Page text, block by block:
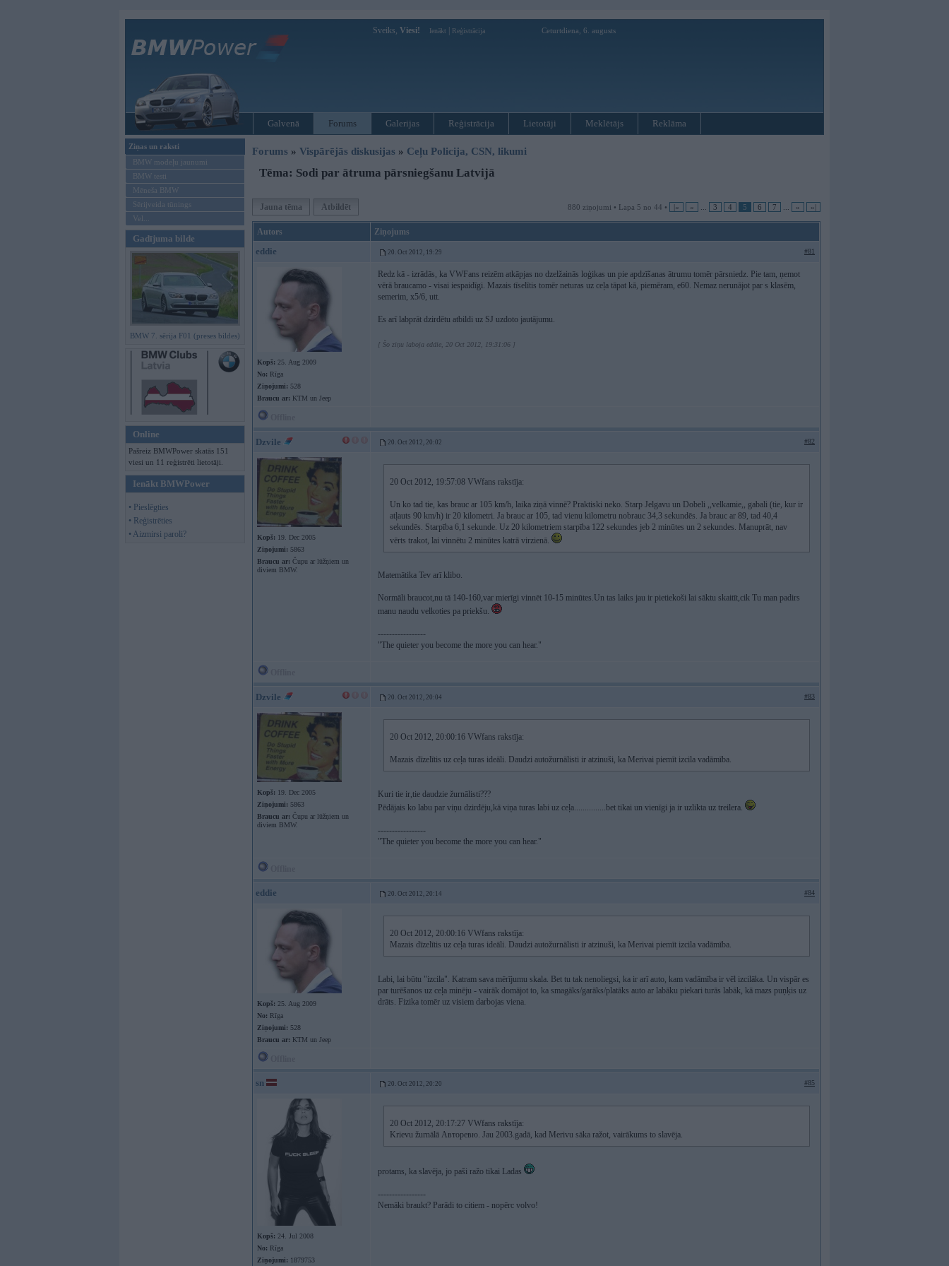
Sveiks, Viesi! Ienākt Reģistrācija Ceturtdiena, 6. augusts
Galvenā Forums Galerijas Reģistrācija Lietotāji Meklētājs Reklāma
Ziņas un raksti
BMW modeļu jaunumi
BMW testi
Mēneša BMW
Sērijveida tūnings
Vel...
Gadījuma bilde
BMW 7. sērija F01 (preses bildes)
Online
Pašreiz BMWPower skatās 151
viesi un 11 reģistrēti lietotāji.
Ienākt BMWPower
• Pieslēgties
• Reģistrēties
• Aizmirsi paroli?
Forums » Vispārējās diskusijas » Ceļu Policija, CSN, likumi
Tēma: Sodi par ātruma pārsniegšanu Latvijā
Jauna tēma Atbildēt 880 ziņojumi • Lapa 5 no 44 • |« « 3 4 5 6 7 » »|
Autors Ziņojums
eddie 20. Oct 2012, 19:29 #81
Kopš: 25. Aug 2009
No: Rīga
Ziņojumi: 528
Braucu ar: KTM un Jeep
Redz kā - izrādās, ka VWFans reizēm atkāpjas no dzelžainās loģikas un pie apdzīšanas ātrumu tomēr pārsniedz. Pie tam, ņemot
vērā braucamo - visai iespaidīgi. Mazais tīselītis tomēr neturas uz ceļa tāpat kā, piemēram, e60. Nemaz nerunājot par s klasēm,
semerim, x5/6, utt.
Es arī labprāt dzirdētu atbildi uz SJ uzdoto jautājumu.
[ Šo ziņu laboja eddie, 20 Oct 2012, 19:31:06 ]
Dzvile 20. Oct 2012, 20:02 #82
Kopš: 19. Dec 2005
Ziņojumi: 5863
Braucu ar: Čupu ar lūžņiem un
diviem BMW.
20 Oct 2012, 19:57:08 VWfans rakstīja:
Un ko tad tie, kas brauc ar 105 km/h, laika ziņā vinnē? Praktiski neko. Starp Jelgavu un Dobeli ,,velkamie,, gabali (tie, kur ir
atļauts 90 km/h) ir 20 kilometri. Ja brauc ar 105, tad vienu kilometru nobrauc 34,3 sekundēs. Ja brauc ar 89, tad 40,4
sekundēs. Starpība 6,1 sekunde. Uz 20 kilometriem starpība 122 sekundes jeb 2 minūtes un 2 sekundes. Manuprāt, nav
vērts trakot, lai vinnētu 2 minūtes katrā virzienā.
Matemātika Tev arī klibo.
Normāli braucot,nu tā 140-160,var mierīgi vinnēt 10-15 minūtes.Un tas laiks jau ir pietiekoši lai sāktu skaitīt,cik Tu man padirs
manu naudu velkoties pa priekšu.
-----------------
"The quieter you become the more you can hear."
Dzvile 20. Oct 2012, 20:04 #83
Kopš: 19. Dec 2005
Ziņojumi: 5863
Braucu ar: Čupu ar lūžņiem un
diviem BMW.
20 Oct 2012, 20:00:16 VWfans rakstīja:
Mazais dīzelītis uz ceļa turas ideāli. Daudzi autožurnālisti ir atzinuši, ka Merivai piemīt izcila vadāmība.
Kuri tie ir,tie daudzie žurnālisti???
Pēdājais ko labu par viņu dzirdēju,kā viņa turas labi uz ceļa...............bet tikai un vienīgi ja ir uzlikta uz treilera.
-----------------
"The quieter you become the more you can hear."
eddie 20. Oct 2012, 20:14 #84
Kopš: 25. Aug 2009
No: Rīga
Ziņojumi: 528
Braucu ar: KTM un Jeep
20 Oct 2012, 20:00:16 VWfans rakstīja:
Mazais dīzelītis uz ceļa turas ideāli. Daudzi autožurnālisti ir atzinuši, ka Merivai piemīt izcila vadāmība.
Labi, lai būtu "izcila". Katram sava mērījumu skala. Bet tu tak nenoliegsi, ka ir arī auto, kam vadāmība ir vēl izcilāka. Un vispār es
par turēšanos uz ceļa minēju - vairāk domājot to, ka smagāks/garāks/platāks auto ar labāku piekari turās labāk, kā mazs puņķis uz
drāts. Fizika tomēr uz visiem darbojas viena.
sn 20. Oct 2012, 20:20 #85
Kopš: 24. Jul 2008
No: Rīga
Ziņojumi: 1879753
20 Oct 2012, 20:17:27 VWfans rakstīja:
Krievu žurnālā Авторевю. Jau 2003.gadā, kad Merivu sāka ražot, vairākums to slavēja.
protams, ka slavēja, jo paši ražo tikai Ladas
-----------------
Nemāki braukt? Parādi to citiem - nopērc volvo!